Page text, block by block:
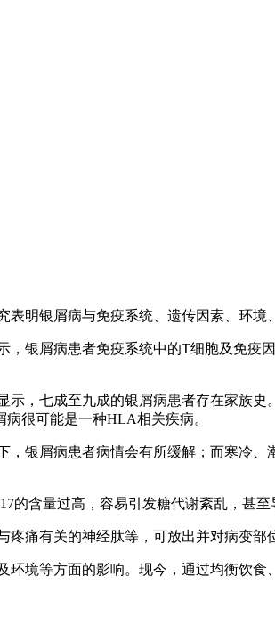
明银屑病与免疫系统、遗传因素、环境
银屑病患者免疫系统中的T细胞及免疫
，七成至九成的银屑病患者存在家族
很可能是一种HLA相关疾病。
银屑病患者病情会有所缓解；而寒冷
含量过高，容易引发糖代谢紊乱，甚至
痛有关的神经肽等，可放出并对病变部
境等方面的影响。现今，通过均衡饮